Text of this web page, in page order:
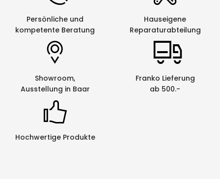
Persönliche und
kompetente Beratung
Hauseigene
Reparaturabteilung
Showroom,
Ausstellung in Baar
Franko Lieferung
ab 500.-
Hochwertige Produkte